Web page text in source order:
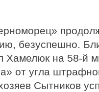
безуспешно.
Хамелюк на 58-й
от угла
Сытников